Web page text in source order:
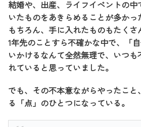
結婚や、出産、ライフイベントの
いたものをあきらめることが多かっ
もちろん、手に入れたものもたくさ
1年先のことすら不確かな中で、「
いかけるなんて全然無理で、いつ
れていると思っていました。
でも、その不本意ながらやったこ
る「点」のひとつになっている。